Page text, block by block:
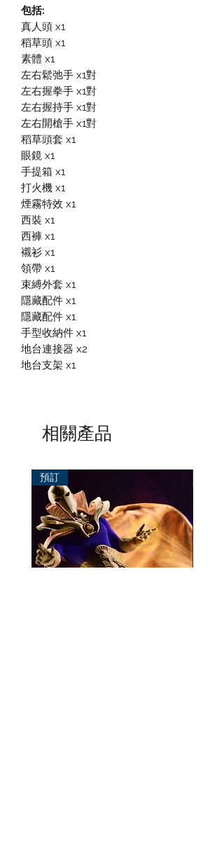
包括:
真人頭 x1
稻草頭 x1
素體 x1
左右鬆弛手 x1對
左右握拳手 x1對
左右握持手 x1對
左右開槍手 x1對
稻草頭套 x1
眼鏡 x1
手提箱 x1
打火機 x1
煙霧特效 x1
西裝 x1
西褲 x1
襯衫 x1
領帶 x1
束縛外套 x1
隱藏配件 x1
隱藏配件 x1
手型收納件 x1
地台連接器 x2
地台支架 x1
相關產品
預訂